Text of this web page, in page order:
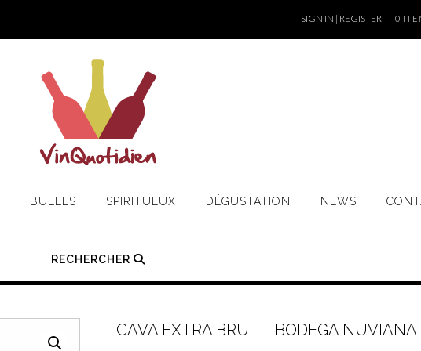
SIGN IN | REGISTER 0
BULLES SPIRITUEUX DÉGUSTATION NEWS
RECHERCHER
CAVA EXTRA BRUT – BODEGA NUVIANA